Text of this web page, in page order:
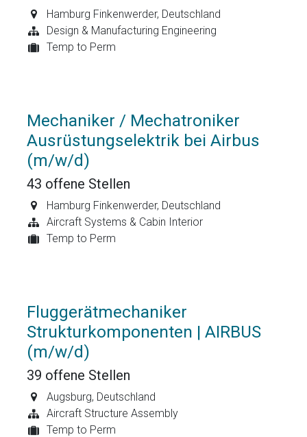
Hamburg Finkenwerder, Deutschland
Design & Manufacturing Engineering
Temp to Perm
Mechaniker / Mechatroniker
Ausrüstungselektrik bei Airbus
(m/w/d)
43 offene Stellen
Hamburg Finkenwerder, Deutschland
Aircraft Systems & Cabin Interior
Temp to Perm
Fluggerätmechaniker
Strukturkomponenten | AIRBUS
(m/w/d)
39 offene Stellen
Augsburg, Deutschland
Aircraft Structure Assembly
Temp to Perm